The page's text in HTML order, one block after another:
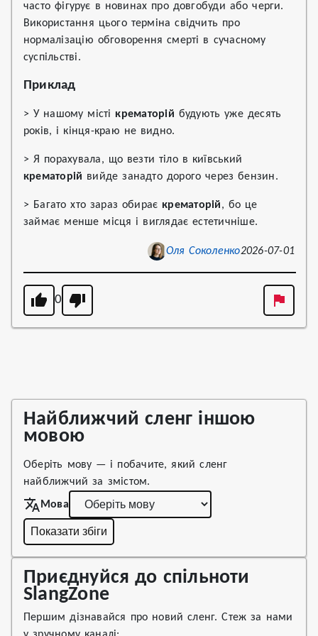
часто фігурує в новинах про довгобуди або черги.
Використання цього терміна свідчить про
нормалізацію обговорення смерті в сучасному
суспільстві.
Приклад
> У нашому місті крематорій будують уже десять
років, і кінця-краю не видно.
> Я порахувала, що везти тіло в київський
крематорій вийде занадто дорого через бензин.
> Багато хто зараз обирає крематорій, бо це
займає менше місця і виглядає естетичніше.
Оля Соколенко2026-07-01
0
Найближчий сленг іншою
мовою
Оберіть мову — і побачите, який сленг
найближчий за змістом.
Мова
Показати збіги
Приєднуйся до спільноти
SlangZone
Першим дізнавайся про новий сленг. Стеж за нами